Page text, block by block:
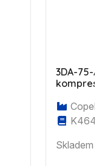
3DA-75-
Skladem